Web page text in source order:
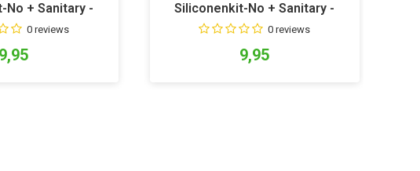
No + Sanitary -
0 reviews
9,95
Siliconenkit-No + Sanitary -
Transparant Grijs
0 reviews
9,95